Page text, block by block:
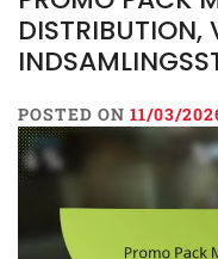
DISTRIBUTION,
POSTED ON 11/03/